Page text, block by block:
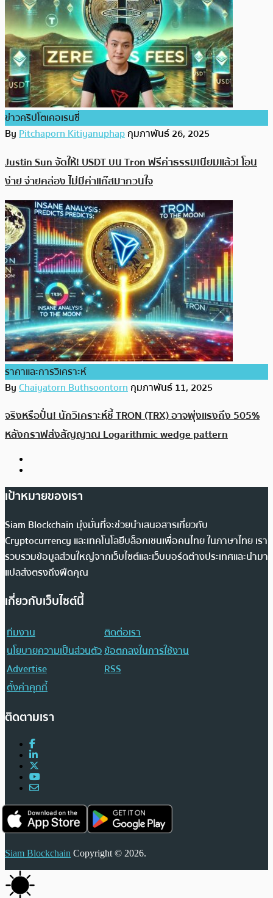
ข่าวคริปโตเคอเรนซี่
ByPitchaporn Kitiyanuphapกุมภาพันธ์ 26, 2025
Justin Sun จัดให้! USDT บน Tron ฟรีค่าธรรมเนียมแล้ว! โอน
ง่าย จ่ายคล่อง ไม่มีค่าแก๊สมากวนใจ
ราคาและการวิเคราะห์
ByChaiyatorn Buthsoontornกุมภาพันธ์ 11, 2025
จริงหรือปั่น! นักวิเคราะห์ชี้ TRON (TRX) อาจพุ่งแรงถึง 505%
หลังกราฟส่งสัญญาณ Logarithmic wedge pattern
เป้าหมายของเรา
Siam Blockchain มุ่งมั่นที่จะช่วยนำเสนอสารเกี่ยวกับ
Cryptocurrency และเทคโนโลยีบล็อกเชนเพื่อคนไทย ในภาษาไทย เรา
รวบรวมข้อมูลส่วนใหญ่จากเว็บไซต์และเว็บบอร์ดต่างประเทศและนำมา
แปลส่งตรงถึงฟีดคุณ
เกี่ยวกับเว็บไซต์นี้
ทีมงาน
ติดต่อเรา
นโยบายความเป็นส่วนตัวข้อตกลงในการใช้งาน
Advertise
RSS
ตั้งค่าคุกกี้
ติดตามเรา
Siam Blockchain Copyright © 2026.